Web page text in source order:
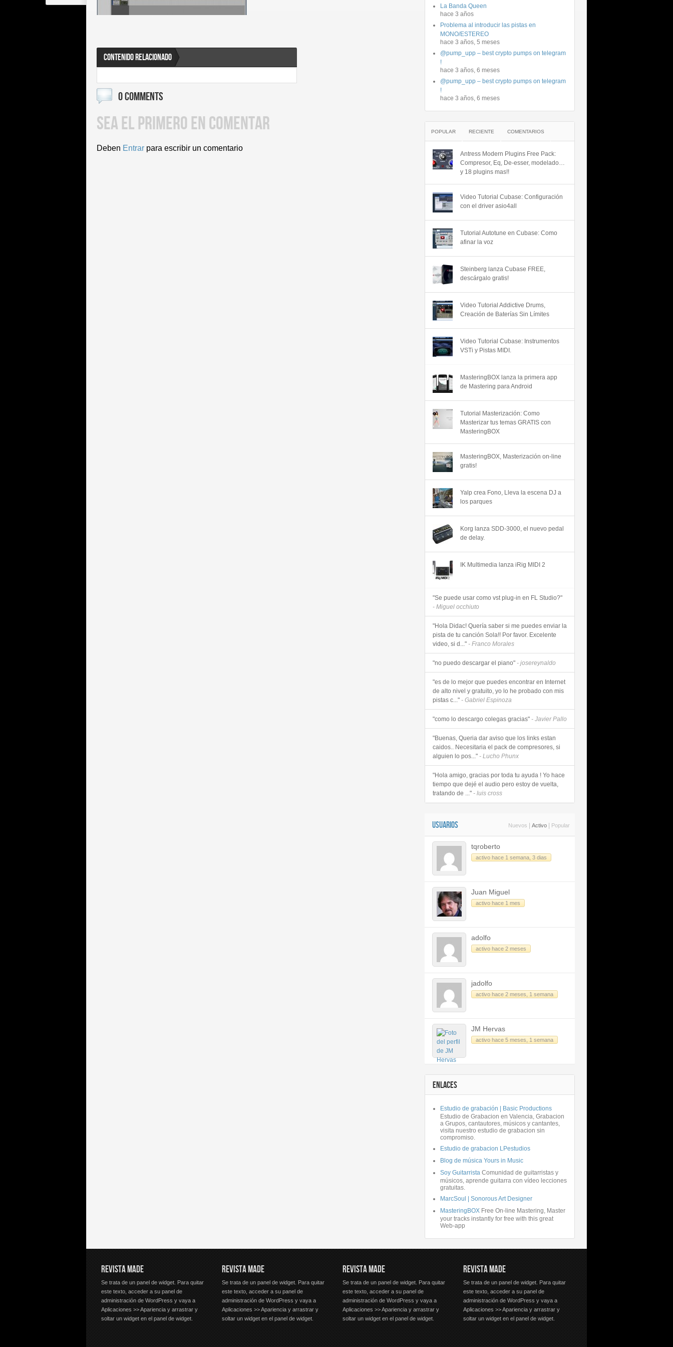
CONTENIDO RELACIONADO
0 COMMENTS
SEA EL PRIMERO EN COMENTAR
Deben Entrar para escribir un comentario
La Banda Queen
hace 3 años
Problema al introducir las pistas en
MONO/ESTEREO
hace 3 años, 5 meses
@pump_upp – best crypto pumps on telegram
!
hace 3 años, 6 meses
@pump_upp – best crypto pumps on telegram
!
hace 3 años, 6 meses
POPULAR RECIENTE COMENTARIOS
Antress Modern Plugins Free Pack:
Compresor, Eq, De-esser, modelado…
y 18 plugins mas!!
Video Tutorial Cubase: Configuración
con el driver asio4all
Tutorial Autotune en Cubase: Como
afinar la voz
Steinberg lanza Cubase FREE,
descárgalo gratis!
Video Tutorial Addictive Drums,
Creación de Baterías Sin Límites
Video Tutorial Cubase: Instrumentos
VSTi y Pistas MIDI.
MasteringBOX lanza la primera app
de Mastering para Android
Tutorial Masterización: Como
Masterizar tus temas GRATIS con
MasteringBOX
MasteringBOX, Masterización on-line
gratis!
Yalp crea Fono, Lleva la escena DJ a
los parques
Korg lanza SDD-3000, el nuevo pedal
de delay.
IK Multimedia lanza iRig MIDI 2
"Se puede usar como vst plug-in en FL Studio?"
- Miguel occhiuto
"Hola Didac! Quería saber si me puedes enviar la
pista de tu canción Sola!! Por favor. Excelente
video, si d..." - Franco Morales
"no puedo descargar el piano" - josereynaldo
"es de lo mejor que puedes encontrar en Internet
de alto nivel y gratuito, yo lo he probado con mis
pistas c..." - Gabriel Espinoza
"como lo descargo colegas gracias" - Javier Pallo
"Buenas, Queria dar aviso que los links estan
caidos.. Necesitaria el pack de compresores, si
alguien lo pos..." - Lucho Phunx
"Hola amigo, gracias por toda tu ayuda ! Yo hace
tiempo que dejé el audio pero estoy de vuelta,
tratando de ..." - luis cross
USUARIOS Nuevos Activo Popular
tqroberto
activo hace 1 semana, 3 dias
Juan Miguel
activo hace 1 mes
adolfo
activo hace 2 meses
jadolfo
activo hace 2 meses, 1 semana
JM Hervas
activo hace 5 meses, 1 semana
ENLACES
Estudio de grabación | Basic Productions
Estudio de Grabacion en Valencia, Grabacion
a Grupos, cantautores, músicos y cantantes,
visita nuestro estudio de grabacion sin
compromiso.
Estudio de grabacion LPestudios
Blog de música Yours in Music
Soy Guitarrista Comunidad de guitarristas y
músicos, aprende guitarra con vídeo lecciones
gratuitas.
MarcSoul | Sonorous Art Designer
MasteringBOX Free On-line Mastering, Master
your tracks instantly for free with this great
Web-app
REVISTA MADE
Se trata de un panel de widget. Para quitar
este texto, acceder a su panel de
administración de WordPress y vaya a
Aplicaciones >> Apariencia y arrastrar y
soltar un widget en el panel de widget.
REVISTA MADE
Se trata de un panel de widget. Para quitar
este texto, acceder a su panel de
administración de WordPress y vaya a
Aplicaciones >> Apariencia y arrastrar y
soltar un widget en el panel de widget.
REVISTA MADE
Se trata de un panel de widget. Para quitar
este texto, acceder a su panel de
administración de WordPress y vaya a
Aplicaciones >> Apariencia y arrastrar y
soltar un widget en el panel de widget.
REVISTA MADE
Se trata de un panel de widget. Para quitar
este texto, acceder a su panel de
administración de WordPress y vaya a
Aplicaciones >> Apariencia y arrastrar y
soltar un widget en el panel de widget.